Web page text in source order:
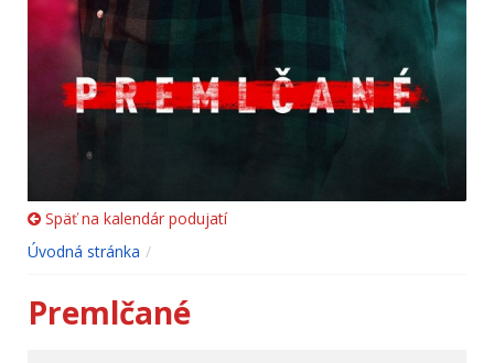
Späť na kalendár podujatí
Úvodná stránka
Premlčané